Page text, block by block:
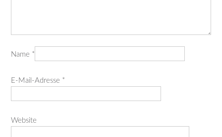
Name *
E-Mail-Adresse *
Website